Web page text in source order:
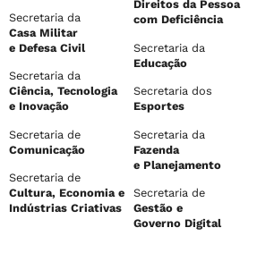
Secretaria da
Casa Militar
e Defesa Civil
Secretaria da
Ciência, Tecnologia
e Inovação
Secretaria de
Comunicação
Secretaria de
Cultura, Economia e
Indústrias Criativas
Direitos da Pessoa
com Deficiência
Secretaria da
Educação
Secretaria dos
Esportes
Secretaria da
Fazenda
e Planejamento
Secretaria de
Gestão e
Governo Digital